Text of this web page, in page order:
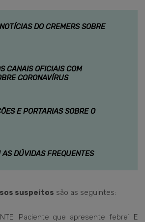
DO CREMERS SOBRE
CANAIS OFICIAIS COM
CORONAVÍRUS
E PORTARIAS SOBRE O
DÚVIDAS FREQUENTES
suspeitos são as seguintes:
Paciente que apresente febre¹ E